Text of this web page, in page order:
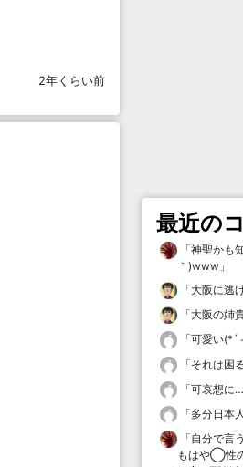
2年くらい前
最近の
「神聖かも
｀)www 」
「大阪に逃
「大阪の姉
「可愛い
「それは困
「可哀想に…
「多分日本
「自分で言
もはや◯性